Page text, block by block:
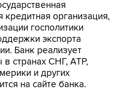
кредитная организация,
госполитики
экспорта
Банк реализует
странах СНГ, АТР,
и других
на сайте банка.